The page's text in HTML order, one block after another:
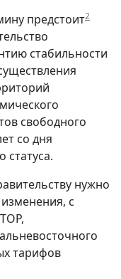
предстоит2
стабильности
свободного
со дня
статуса.
нужно
изменения, c
тарифов